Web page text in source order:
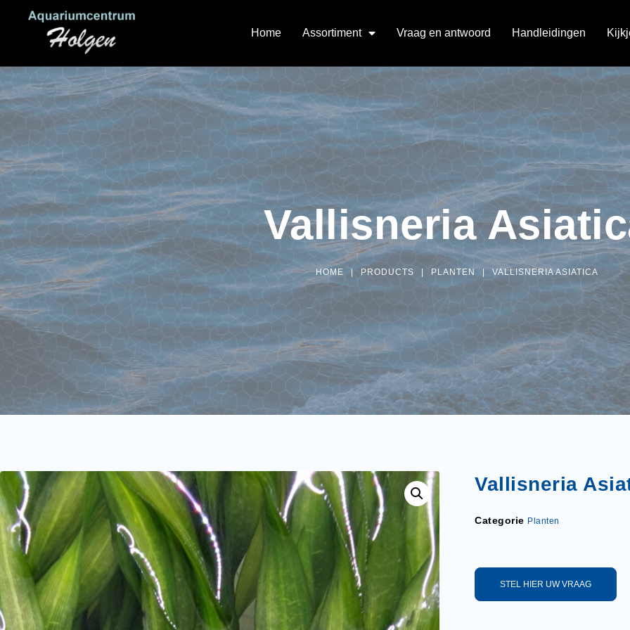
Home Assortiment Vraag en antwoord Handleidingen
Vallisneria
HOME | PRODUCTS PLANTEN VALLISNERIA ASIATICA
Vallisneria
Categorie Planten
STEL HIER UW VRAAG